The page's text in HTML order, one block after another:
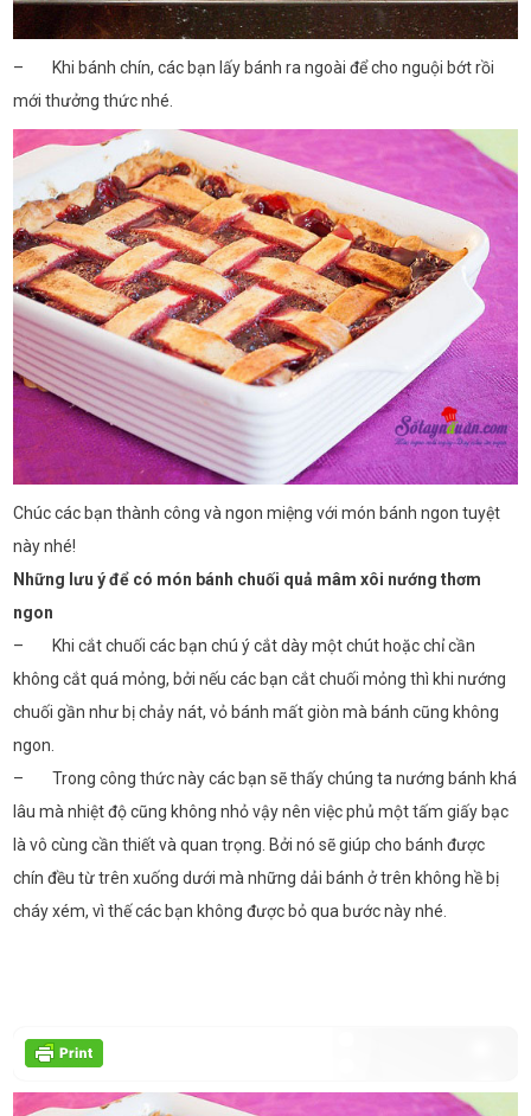
– Khi bánh chín, các bạn lấy bánh ra ngoài để cho nguội bớt rồi
mới thưởng thức nhé.
Chúc các bạn thành công và ngon miệng với món bánh ngon tuyệt
này nhé!
Những lưu ý để có món bánh chuối quả mâm xôi nướng thơm
ngon
– Khi cắt chuối các bạn chú ý cắt dày một chút hoặc chỉ cần
không cắt quá mỏng, bởi nếu các bạn cắt chuối mỏng thì khi nướng
chuối gần như bị chảy nát, vỏ bánh mất giòn mà bánh cũng không
ngon.
– Trong công thức này các bạn sẽ thấy chúng ta nướng bánh khá
lâu mà nhiệt độ cũng không nhỏ vậy nên việc phủ một tấm giấy bạc
là vô cùng cần thiết và quan trọng. Bởi nó sẽ giúp cho bánh được
chín đều từ trên xuống dưới mà những dải bánh ở trên không hề bị
cháy xém, vì thế các bạn không được bỏ qua bước này nhé.